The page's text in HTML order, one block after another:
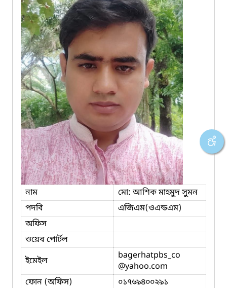
নাম
মো: আশিক মাহমুদ সুমন
পদবি
এজিএম(ওএন্ডএম)
অফিস
ওয়েব পোর্টল
ইমেইল
bagerhatpbs_co
@yahoo.com
ফোন (অফিস)
০১৭৬৯৪০০২৯১